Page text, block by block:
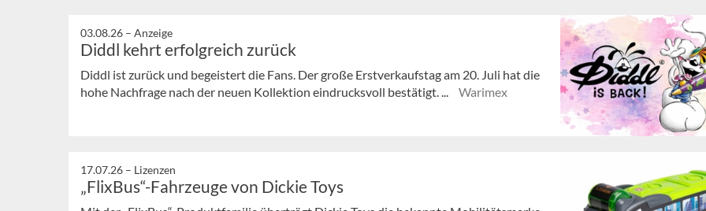
03.08.26 – Anzeige
Diddl kehrt erfolgreich zurück
Diddl ist zurück und begeistert die Fans. Der große Erstverkaufstag am 20. Juli hat die
hohe Nachfrage nach der neuen Kollektion eindrucksvoll bestätigt. ...
Warimex
17.07.26 – Lizenzen
„FlixBus“-Fahrzeuge von Dickie Toys